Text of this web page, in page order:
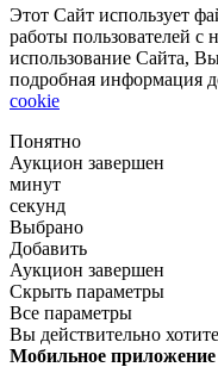
Этот Сайт использует
работы пользователей
использование Сайта,
подробная информация
cookie
Понятно
Аукцион завершен
минут
секунд
Выбрано
Добавить
Аукцион завершен
Скрыть параметры
Все параметры
Вы действительно
Мобильное